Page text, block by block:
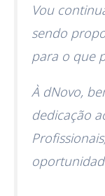
Vou
sendo
para o que
À dNovo,
dedicação